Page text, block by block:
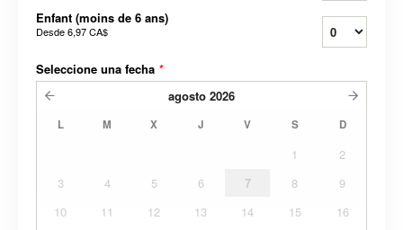
Enfant (moins de 6 ans)
Desde6,97 CA$
Seleccione una fecha *
agosto 2026
L M X J V S D
1
2
3
4 5 6 7 8
9
10
11 12 13 14 15
16